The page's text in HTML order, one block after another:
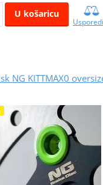
U košaricu
NG KITTMAX0